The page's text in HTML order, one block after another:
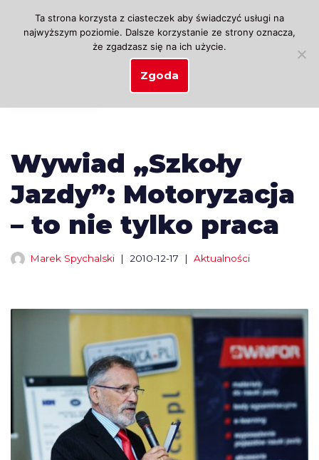
Przejdź
Wywiad „Szkoły
Jazdy”: Motoryzacja
– to nie tylko praca
Marek Spychalski 2010-12-17 Aktualności
Ta strona korzysta z ciasteczek aby świadczyć usługi na
najwyższym poziomie. Dalsze korzystanie ze strony oznacza,
że zgadzasz się na ich użycie.
Zgoda